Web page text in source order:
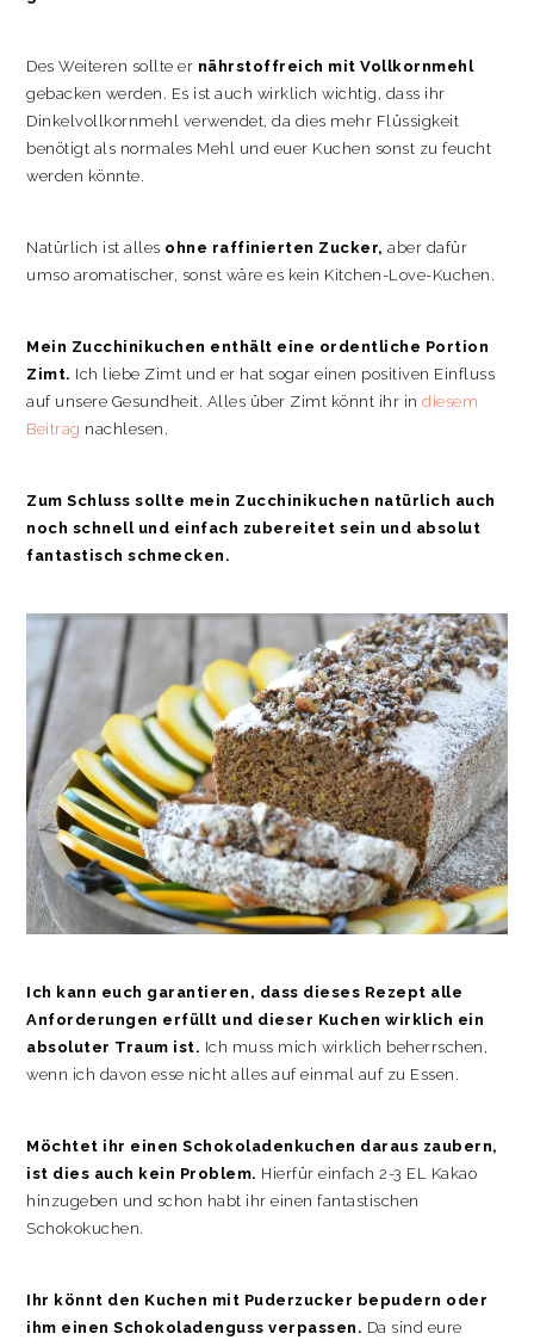
Des Weiteren sollte er nährstoffreich mit Vollkornmehl
gebacken werden. Es ist auch wirklich wichtig, dass ihr
Dinkelvollkornmehl verwendet, da dies mehr Flüssigkeit
benötigt als normales Mehl und euer Kuchen sonst zu feucht
werden könnte.
Natürlich ist alles ohne raffinierten Zucker, aber dafür
umso aromatischer, sonst wäre es kein Kitchen-Love-Kuchen.
Mein Zucchinikuchen enthält eine ordentliche Portion
Zimt. Ich liebe Zimt und er hat sogar einen positiven Einfluss
auf unsere Gesundheit. Alles über Zimt könnt ihr in diesem
Beitrag nachlesen.
Zum Schluss sollte mein Zucchinikuchen natürlich auch
noch schnell und einfach zubereitet sein und absolut
fantastisch schmecken.
Ich kann euch garantieren, dass dieses Rezept alle
Anforderungen erfüllt und dieser Kuchen wirklich ein
absoluter Traum ist. Ich muss mich wirklich beherrschen,
wenn ich davon esse nicht alles auf einmal auf zu Essen.
Möchtet ihr einen Schokoladenkuchen daraus zaubern,
ist dies auch kein Problem. Hierfür einfach 2-3 EL Kakao
hinzugeben und schon habt ihr einen fantastischen
Schokokuchen.
Ihr könnt den Kuchen mit Puderzucker bepudern oder
ihm einen Schokoladenguss verpassen. Da sind eure